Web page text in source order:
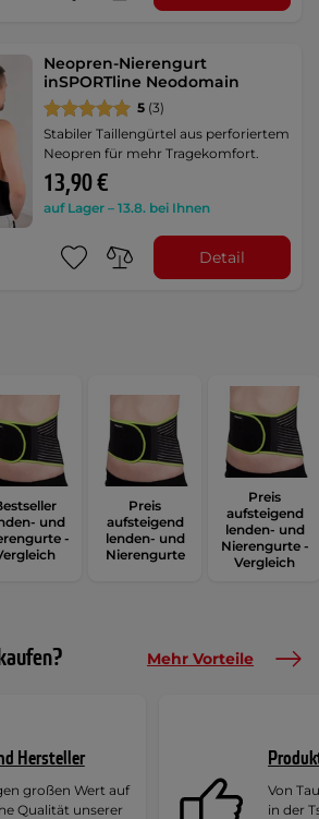
Neopren-Nierengurt
inSPORTline Neodomain
5 (3)
Stabiler Taillengürtel aus perforiertem
Neopren für mehr Tragekomfort.
13,90 €
auf Lager – 13.8. bei Ihnen
Detail
und
-
Preis
aufsteigend
lenden- und
Nierengurte
Preis
aufsteigend
lenden- und
Nierengurte -
Vergleich
Mehr Vorteile
Hersteller
großen Wert auf
Qualität unserer
Von
in der